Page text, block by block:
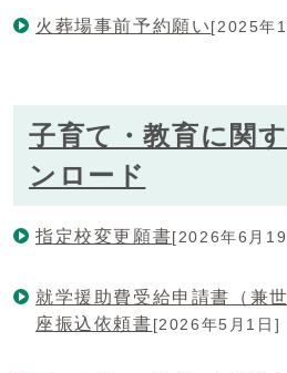
火葬場事前予約願い[2025年
子育て・教育に関
ンロード
指定校変更願書[2026年6月
就学援助費受給申請書（兼
座振込依頼書[2026年5月1日]